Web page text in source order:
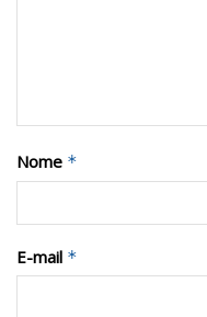
Nome *
E-mail *